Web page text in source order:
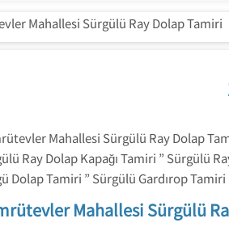
Mahallesi Sürgülü Ray Dolap Tamiri
Mahallesi Sürgülü Ray Dolap
Ray Dolap Kapağı Tamiri ” Sürgülü
Dolap Tamiri ” Sürgülü Gardırop Tamiri
Mahallesi Sürgülü